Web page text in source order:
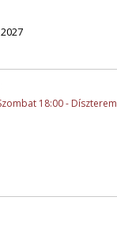
18:00 - Díszterem